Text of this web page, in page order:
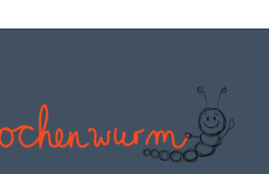
der
Produktseite